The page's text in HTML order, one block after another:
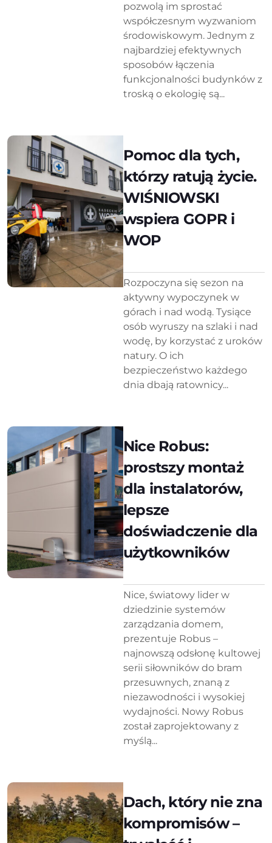
pozwolą im sprostać
współczesnym wyzwaniom
środowiskowym. Jednym z
najbardziej efektywnych
sposobów łączenia
funkcjonalności budynków z
troską o ekologię są...
Pomoc dla tych,
którzy ratują życie.
WIŚNIOWSKI
wspiera GOPR i
WOP
Rozpoczyna się sezon na
aktywny wypoczynek w
górach i nad wodą. Tysiące
osób wyruszy na szlaki i nad
wodę, by korzystać z uroków
natury. O ich
bezpieczeństwo każdego
dnia dbają ratownicy...
Nice Robus:
prostszy montaż
dla instalatorów,
lepsze
doświadczenie dla
użytkowników
Nice, światowy lider w
dziedzinie systemów
zarządzania domem,
prezentuje Robus –
najnowszą odsłonę kultowej
serii siłowników do bram
przesuwnych, znaną z
niezawodności i wysokiej
wydajności. Nowy Robus
został zaprojektowany z
myślą...
Dach, który nie zna
kompromisów –